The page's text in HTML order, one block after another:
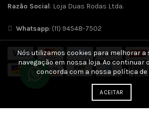
Razão Social: Loja Duas Rodas Ltda.
Whatsapp: (11) 94548-7502
Nós utilizamos cookies para melhorar a
navegação em nossa loja. Ao continuar
concorda com a nossa política de
ACEITAR